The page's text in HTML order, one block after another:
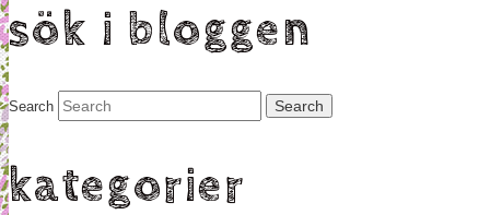
sök i bloggen
Search
kategorier